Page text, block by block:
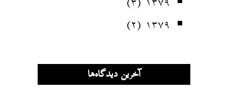
۱۳۷۹ (۲)
آخرین دیدگاه‌ها